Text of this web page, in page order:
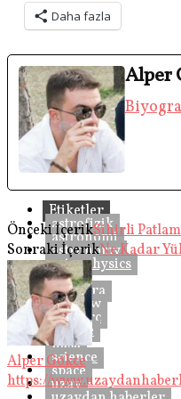
Daha fazla
Alper
Etiketler
astrofizik
astronomi
astronomy
astrophysics
bilim
chandra
heapow
heasarc
hubble
nasa
science
space
uzay
Önceki İçerikSihirli
Sonraki İçerikNe Kadar
Alper Gökce
https://